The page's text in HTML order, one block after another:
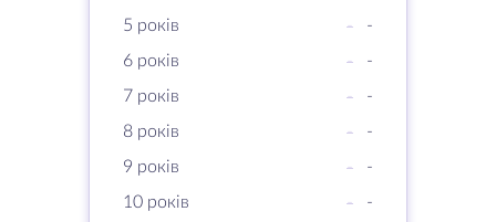
5 років
-
-
6 років
-
-
7 років
-
-
8 років
-
-
9 років
-
-
10 років
- -